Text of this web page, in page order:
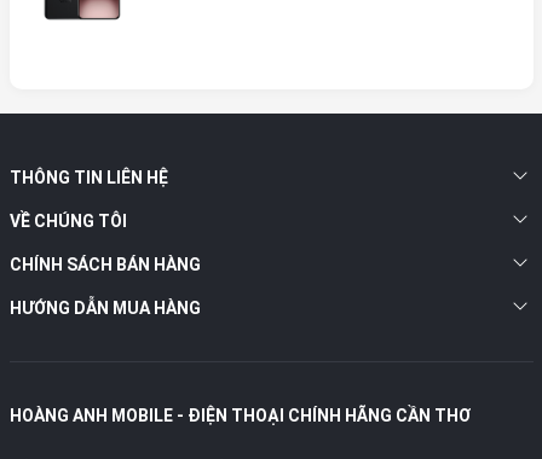
THÔNG TIN LIÊN HỆ
VỀ CHÚNG TÔI
CHÍNH SÁCH BÁN HÀNG
HƯỚNG DẪN MUA HÀNG
HOÀNG ANH MOBILE - ĐIỆN THOẠI CHÍNH HÃNG CẦN THƠ